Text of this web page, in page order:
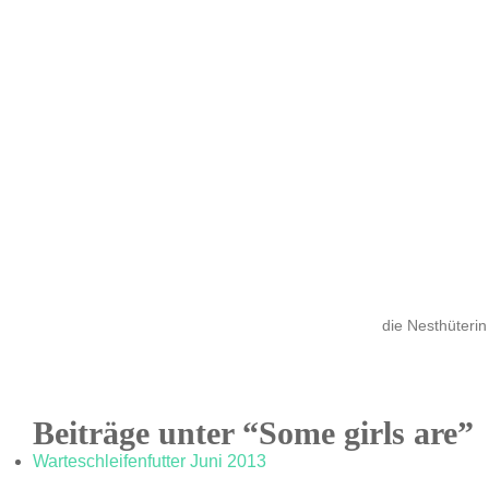
die Nesthüterin
Beiträge unter “Some girls are”
Warteschleifenfutter Juni 2013